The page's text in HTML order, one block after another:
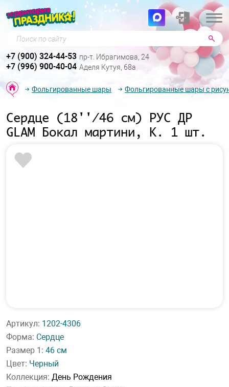
Поиск по сайту
+7 (900) 324-44-53 пр-т. Ибрагимова, 24
+7 (996) 900-40-04 Аделя Кутуя, 68а
Фольгированные шары Фольгированные шары с
Сердце (18''/46 см) РУС ДР
GLAM Бокал мартини, К. 1 шт.
Артикул: 1202-4306
Форма: Сердце
Размер 1: 46 см
Цвет: Черный
Коллекция: День Рождения